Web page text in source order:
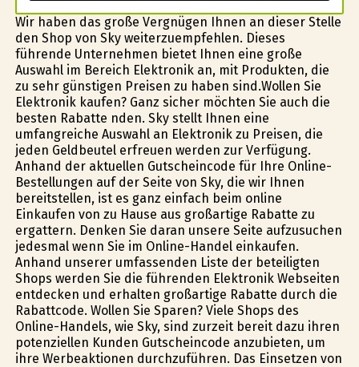
Wir haben das große Vergnügen Ihnen an dieser Stelle
den Shop von Sky weiterzuempfehlen. Dieses
führende Unternehmen bietet Ihnen eine große
Auswahl im Bereich Elektronik an, mit Produkten, die
zu sehr günstigen Preisen zu haben sind.Wollen Sie
Elektronik kaufen? Ganz sicher möchten Sie auch die
besten Rabatte finden. Sky stellt Ihnen eine
umfangreiche Auswahl an Elektronik zu Preisen, die
jeden Geldbeutel erfreuen werden zur Verfügung.
Anhand der aktuellen Gutscheincode für Ihre Online-
Bestellungen auf der Seite von Sky, die wir Ihnen
bereitstellen, ist es ganz einfach beim online
Einkaufen von zu Hause aus großartige Rabatte zu
ergattern. Denken Sie daran unsere Seite aufzusuchen
jedesmal wenn Sie im Online-Handel einkaufen.
Anhand unserer umfassenden Liste der beteiligten
Shops werden Sie die führenden Elektronik Webseiten
entdecken und erhalten großartige Rabatte durch die
Rabattcode. Wollen Sie Sparen? Viele Shops des
Online-Handels, wie Sky, sind zurzeit bereit dazu ihren
potenziellen Kunden Gutscheincode anzubieten, um
ihre Werbeaktionen durchzuführen. Das Einsetzen von